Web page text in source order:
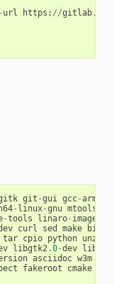
url https : //gitlab.
git -gui gcc-arm
- linux-gnu mtools
-tools linaro- image
curl sed make
tar cpio python unzip
libgtk2.0-dev
asciidoc w3m
fakeroot cmake